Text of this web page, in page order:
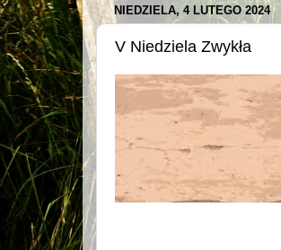
NIEDZIELA, 4 LUTEGO 2024
V Niedziela Zwykła